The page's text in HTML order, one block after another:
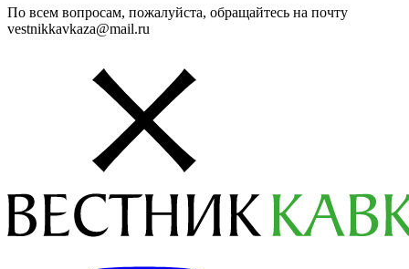
По всем вопросам, пожалуйста, обращайтесь на почту
vestnikkavkaza@mail.ru